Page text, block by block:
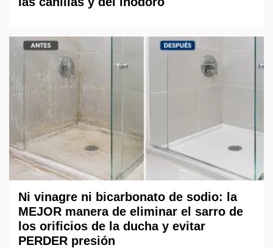
Ni vinagre ni bicarbonato de sodio: la
MEJOR manera de eliminar el sarro de
los orificios de la ducha y evitar
PERDER presión